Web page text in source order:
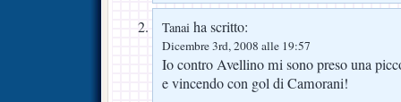
Tanai ha scritto:
Dicembre 3rd, 2008 alle 19:57
Io contro Avellino mi sono preso una
e vincendo con gol di Camorani!